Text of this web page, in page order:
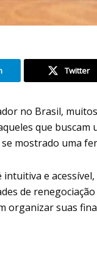
Twitter
no Brasil,
que
mostrado uma
intuitiva e
de
organizar suas